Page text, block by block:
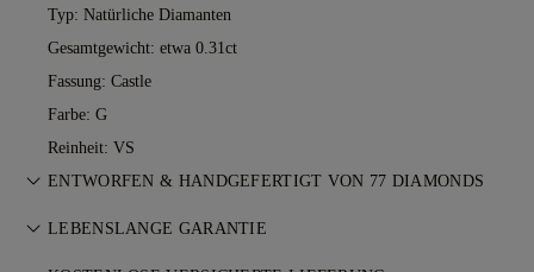
Typ: Natürliche Diamanten
Gesamtgewicht: etwa 0.31ct
Fassung: Castle
Farbe: G
Reinheit: VS
ENTWORFEN & HANDGEFERTIGT VON 77 DIAMONDS
Feinschliff der Schmuckkunst — Stück für Stück. Erleben Sie
LEBENSLANGE GARANTIE
Bei jedem Kauf bei 77 Diamonds erhalten Sie eine